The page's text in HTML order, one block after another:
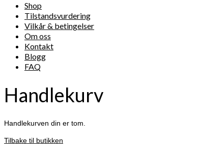
Shop
Tilstandsvurdering
Vilkår & betingelser
Om oss
Kontakt
Blogg
FAQ
Handlekurv
Handlekurven din er tom.
Tilbake til butikken